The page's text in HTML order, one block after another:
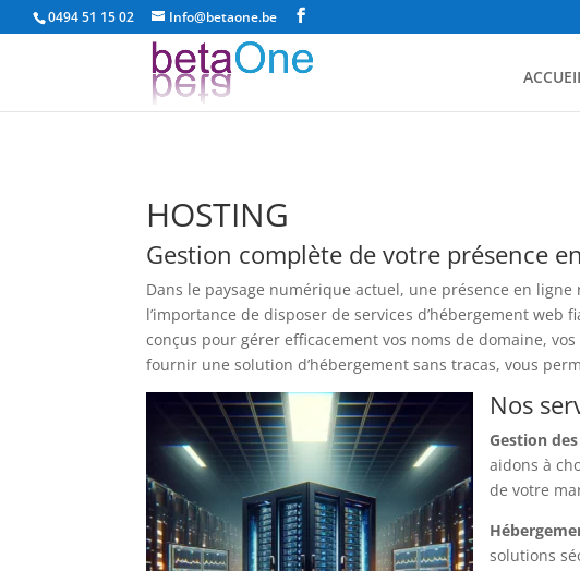
0494 51 15 02 Info@betaone.be
HOSTING
Gestion complète de votre présence
Dans le paysage numérique actuel, une présence en
l’importance de disposer de services d’hébergement
conçus pour gérer efficacement vos noms de domaine,
fournir une solution d’hébergement sans tracas, vous
Nos
Gestion
aidons à
de votre
solutions